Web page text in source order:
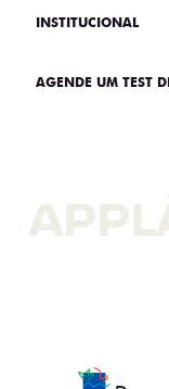
INSTITUCIONAL
AGENDE UM TEST